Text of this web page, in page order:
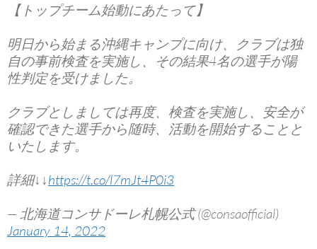
【トップチーム始動にあたって】
明日から始まる沖縄キャンプに向け、クラブは独
自の事前検査を実施し、その結果4名の選手が陽
性判定を受けました。
クラブとしましては再度、検査を実施し、安全が
確認できた選手から随時、活動を開始することと
いたします。
詳細↓↓https://t.co/l7mJt4P0i3
— 北海道コンサドーレ札幌公式 (@consaofficial)
January 14, 2022